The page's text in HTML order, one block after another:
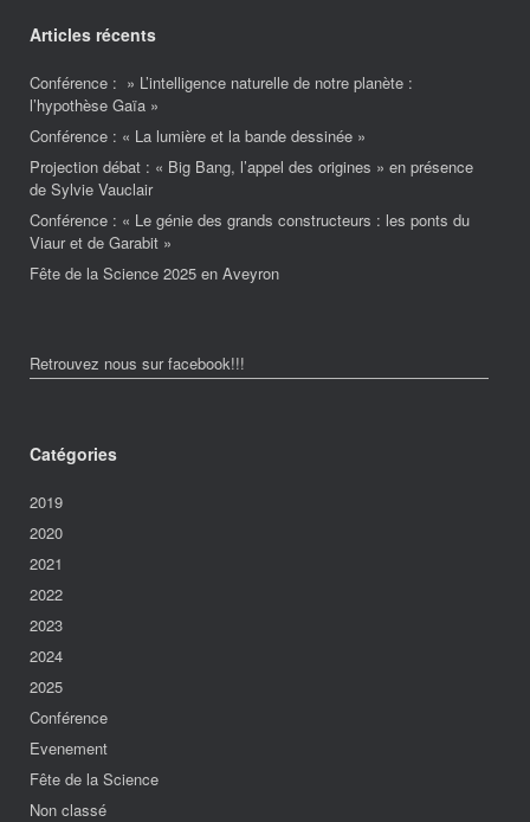
Articles récents
Conférence : » L’intelligence naturelle de notre planète :
l’hypothèse Gaïa »
Conférence : « La lumière et la bande dessinée »
Projection débat : « Big Bang, l’appel des origines » en présence
de Sylvie Vauclair
Conférence : « Le génie des grands constructeurs : les ponts du
Viaur et de Garabit »
Fête de la Science 2025 en Aveyron
Retrouvez nous sur facebook!!!
Catégories
2019
2020
2021
2022
2023
2024
2025
Conférence
Evenement
Fête de la Science
Non classé